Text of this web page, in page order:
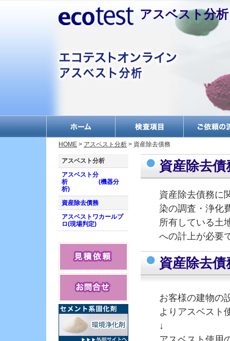
アスベスト分析
何だか分からない物を
放射性物質測定
ダイオキシン分析・調
PCB分析・絶縁油分析
エコマーク申請分析
EU規制/RoHS分析/グリ
ーン調達
アスベスト分析
水質調査・水質分析
土壌分析・調査
廃棄物・燃料分析
臭気測定・においの調
査
HOME > アスベスト分析 > 資産除去債務
アスベスト分析
アスベスト分
析 (機器分
析)
資産除去債務
アスベストワカールプ
ロ(現場判定)
資産除去債
資産除去債務に
染の調査・浄化
所有している土
への計上が必要
資産除去
お客様の建物の
よりアスベスト
↓